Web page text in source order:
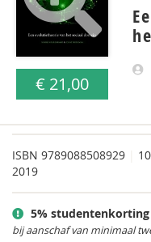
€ 21,00
ISBN 9789088508929
2019
5% studentenkorting
bij aanschaf van minimaal